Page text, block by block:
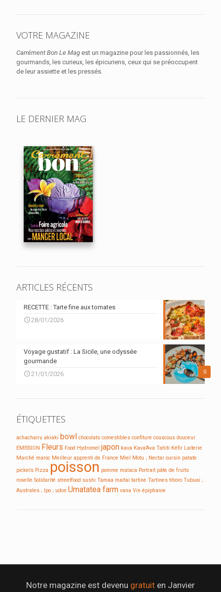
VOTRE MAGAZINE
Carrément Bon Le Mag est un magazine pour les passionnés, les
gourmands, les curieux, les épicuriens, ceux qui se préoccupent
de leur assiette et les pressés.
LE DERNIER MAG
ARTICLES RÉCENTS
RECETTE : Tarte fine aux tomates
28/01/2026
0
Voyage gustatif : La Sicile, une odyssée
gourmande
21/01/2026
ÉTIQUETTES
achachairu akiaki bowl chocolats comestibles confiture couscous douceur
EMISSION Fleurs Food Hydromel japon kava Kava’Ava Tahiti Kéfir Laiterie
Marché maroc Meilleur apprenti de France Miel Motu ; Nectar oursin patate
pickels Pizza poisson pomme malaca Portrait pâte de fruits
roselle Solidarité streetfood sushi Tamaa maitai tartine Tartines titioro Tubuai ;
Australes ; Ipo ; udon Umatatea farm vana Vin épiphanie
Notre magazine est devenu gratuit en Janvier